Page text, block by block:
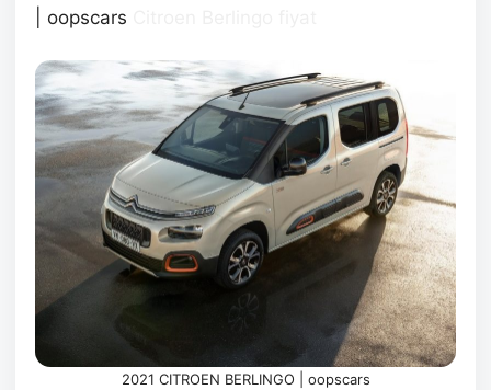
| oopscars
2021 CITROEN BERLINGO | oopscars